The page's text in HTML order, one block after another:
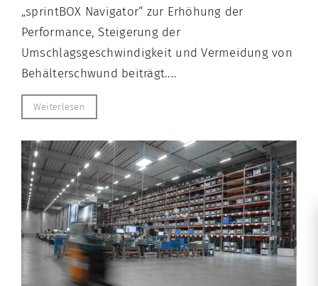
„sprintBOX Navigator“ zur Erhöhung der
Performance, Steigerung der
Umschlagsgeschwindigkeit und Vermeidung von
Behälterschwund beiträgt....
Weiterlesen